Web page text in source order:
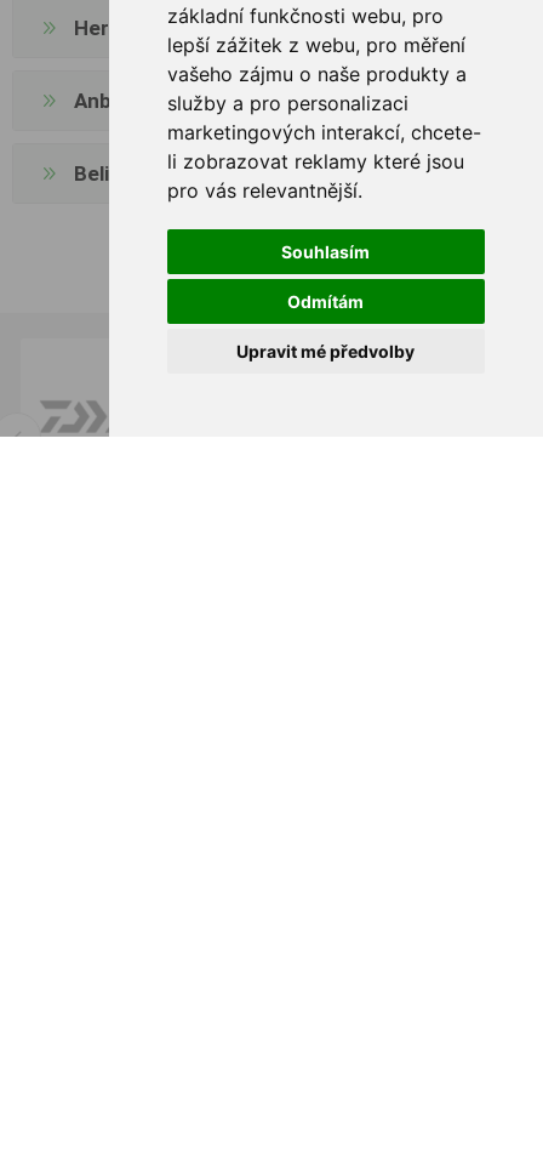
základní funkčnosti webu, pro
lepší zážitek z webu, pro měření
vašeho zájmu o naše produkty a
služby a pro personalizaci
marketingových interakcí, chcete-
li zobrazovat reklamy které jsou
pro vás relevantnější.
Souhlasím
Odmítám
Upravit mé předvolby
Hersteller
Anbieter
Beliebte Begriffe